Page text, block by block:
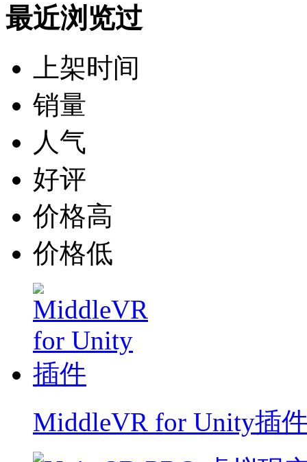
最近浏览过
上架时间
销量
人气
好评
价格高
价格低
MiddleVR for Unity插